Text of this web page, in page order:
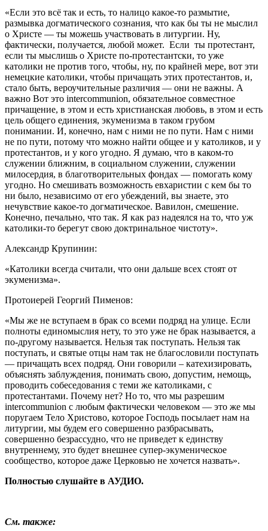
«Если это всё так и есть, то налицо какое-то размытие,
размывка догматического сознания, что как бы ты не мыслил
о Христе — ты можешь участвовать в литургии. Ну,
фактически, получается, любой может. Если ты протестант,
если ты мыслишь о Христе по-протестантски, то уже
католики не против того, чтобы, ну, по крайней мере, вот эти
немецкие католики, чтобы причащать этих протестантов, и,
стало быть, вероучительные различия — они не важны. А
важно Вот это intercommunion, обязательное совместное
причащение, в этом и есть христианская любовь, в этом и есть
цель общего единения, экуменизма в таком грубом
понимании. И, конечно, нам с ними не по пути. Нам с ними
не по пути, потому что можно найти общее и у католиков, и у
протестантов, и у кого угодно. Я думаю, что в каком-то
служении ближним, в социальном служении, служении
милосердия, в благотворительных фондах — помогать кому
угодно. Но смешивать возможность евхаристии с кем бы то
ни было, независимо от его убеждений, вы знаете, это
нечувствие какое-то догматическое. Вавилон, смешение.
Конечно, печально, что так. Я как раз надеялся на то, что уж
католики-то берегут свою доктринальное чистоту».
Александр Крупинин:
«Католики всегда считали, что они дальше всех стоят от
экуменизма».
Протоиерей Георгий Пименов:
«Мы же не вступаем в брак со всеми подряд на улице. Если
полноты единомыслия нету, то это уже не брак называется, а
по-другому называется. Нельзя так поступать. Нельзя так
поступать, и святые отцы нам так не благословили поступать
— причащать всех подряд. Они говорили – катехизировать,
объяснять заблуждения, понимать свою, допустим, немощь,
проводить собеседования с теми же католиками, с
протестантами. Почему нет? Но то, что мы разрешим
intercommunion с любым фактически человеком — это же мы
поругаем Тело Христово, которое Господь посылает нам на
литургии, мы будем его совершенно разбрасывать,
совершенно безрассудно, что не приведет к единству
внутреннему, это будет внешнее супер-экуменическое
сообщество, которое даже Церковью не хочется назвать».
Полностью слушайте в АУДИО.
См. также: